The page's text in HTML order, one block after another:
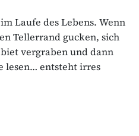
Laufe des Lebens. Wenn
Tellerrand gucken, sich
vergraben und dann
lesen… entsteht irres